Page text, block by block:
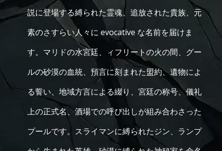
説に登場する縛られた霊魂、追放された貴族、元
素のさすらい人々に evocative な名前を届けま
す。マリドの水宮廷、ィフリートの火の間、グー
ルの砂漠の血統、預言に刻まれた盟約、遺物によ
る誓い、地域方言による綴り、宮廷の称号、儀礼
上の正式名、酒場での呼び出しが組み合わさった
プールです。スライマンに縛られたジン、ランプ